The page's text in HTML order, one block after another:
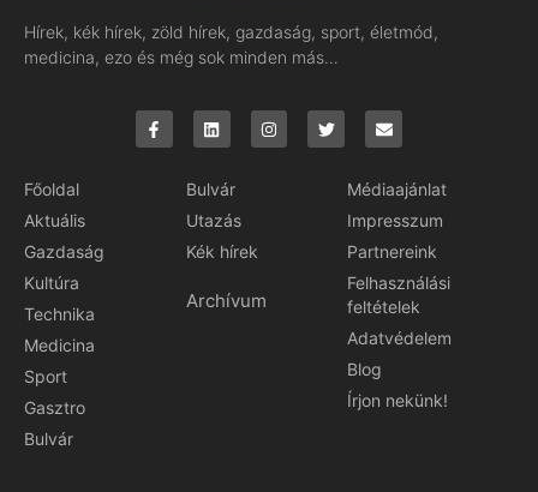
Hírek, kék hírek, zöld hírek, gazdaság, sport, életmód,
medicina, ezo és még sok minden más…
Főoldal
Aktuális
Gazdaság
Kultúra
Technika
Medicina
Sport
Gasztro
Bulvár
Bulvár
Utazás
Kék hírek
Archívum
Médiaajánlat
Impresszum
Partnereink
Felhasználási
feltételek
Adatvédelem
Blog
Írjon nekünk!